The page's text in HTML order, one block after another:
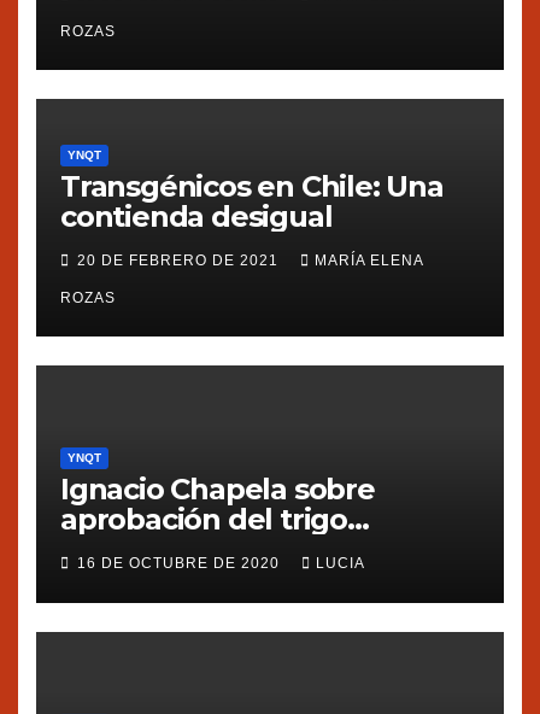
presionaron a México
ROZAS
YNQT
Transgénicos en Chile: Una
contienda desigual
20 DE FEBRERO DE 2021 MARÍA ELENA
ROZAS
YNQT
Ignacio Chapela sobre
aprobación del trigo
transgénico en Argentina
16 DE OCTUBRE DE 2020 LUCIA